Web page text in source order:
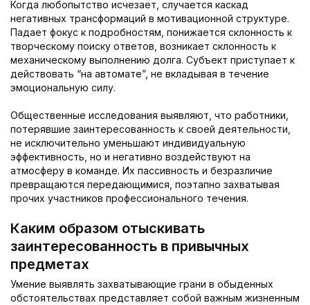
Когда любопытство исчезает, случается каскад
негативных трансформаций в мотивационной структуре.
Падает фокус к подробностям, понижается склонность к
творческому поиску ответов, возникает склонность к
механическому выполнению долга. Субъект приступает к
действовать “на автомате”, не вкладывая в течение
эмоциональную силу.
Общественные исследования выявляют, что работники,
потерявшие заинтересованность к своей деятельности,
не исключительно уменьшают индивидуальную
эффективность, но и негативно воздействуют на
атмосферу в команде. Их пассивность и безразличие
превращаются передающимися, поэтапно захватывая
прочих участников профессионального течения.
Каким образом отыскивать
заинтересованность в привычных
предметах
Умение выявлять захватывающие грани в обыденных
обстоятельствах представляет собой важным жизненным